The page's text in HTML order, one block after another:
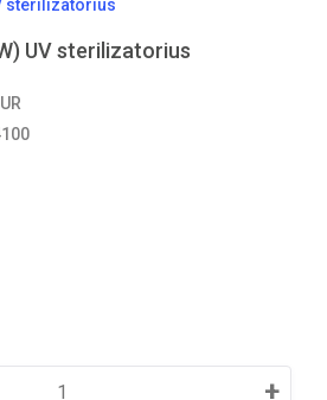
sterilizatorius
UV sterilizatorius
+